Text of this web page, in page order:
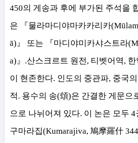
450의 게송과 후에 부가된 주석을
은
『물라마디야마카카리카
ā) 』 또는 『마디야미카샤스트라
a) 』 .산스크르트 원전 , 티벳어역, 한
이 현존한다. 인도의 중관파, 중국
적. 용수의 송(頌)은 간결한 게문으
으로 나뉘어져 있다. 이 논은 모두 4
구마라집(Kumarajiva, 鳩摩羅什